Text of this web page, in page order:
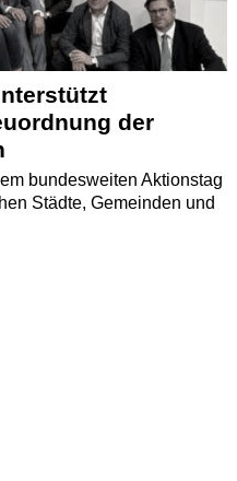
der
bundesweiten Aktionstag
Städte, Gemeinden und